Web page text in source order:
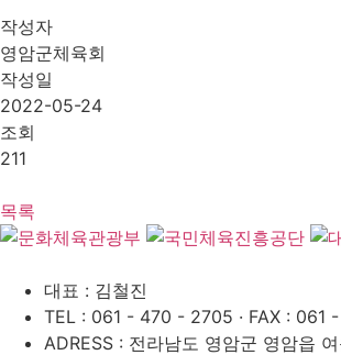
작성자
영암군체육회
작성일
2022-05-24
조회
211
목록
대표 : 김철진
TEL : 061 - 470 - 2705 · FAX : 061
ADRESS : 전라남도 영암군 영암읍